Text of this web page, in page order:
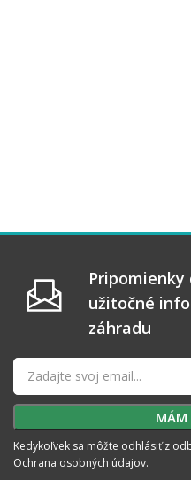
užitočné
záhradu
Kedykoľvek sa môžte odhlásiť z
Ochrana osobných údajov.